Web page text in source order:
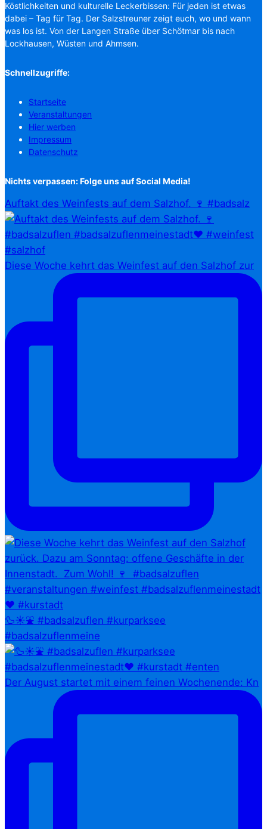
Köstlichkeiten und kulturelle Leckerbissen: Für jeden ist etwas
dabei – Tag für Tag. Der Salzstreuner zeigt euch, wo und wann
was los ist. Von der Langen Straße über Schötmar bis nach
Lockhausen, Wüsten und Ahmsen.
Schnellzugriffe:
Startseite
Veranstaltungen
Hier werben
Impressum
Datenschutz
Nichts verpassen: Folge uns auf Social Media!
Auftakt des Weinfests auf dem Salzhof. 🍷 #badsalz
Diese Woche kehrt das Weinfest auf den Salzhof zur
🦆☀️⛲ #badsalzuflen #kurparksee
#badsalzuflenmeine
Der August startet mit einem feinen Wochenende: Kn